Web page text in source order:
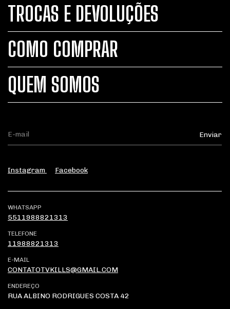
TROCAS E DEVOLUÇÕES
COMO COMPRAR
QUEM SOMOS
Instagram Facebook
WHATSAPP
5511988821313
TELEFONE
11988821313
E-MAIL
CONTATOTVKILLS@GMAIL.COM
ENDEREÇO
RUA ALBINO RODRIGUES COSTA 42